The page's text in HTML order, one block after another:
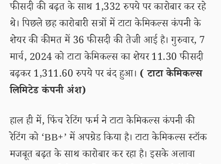
फीसदी की बढ़त के साथ 1,332 रुपये पर कारोबार कर रहे
थे। पिछले छह कारोबारी सत्रों में टाटा केमिकल्स कंपनी के
शेयर की कीमत में 36 फीसदी की तेजी आई है। गुरुवार, 7
मार्च, 2024 को टाटा केमिकल्स का शेयर 11.30 फीसदी
बढ़कर 1,311.60 रुपये पर बंद हुआ। ( टाटा केमिकल्स
लिमिटेड कंपनी अंश)
हाल ही में, फिंच रेटिंग फर्म ने टाटा केमिकल्स कंपनी की
रेटिंग को ‘BB+’ में अपग्रेड किया है। टाटा केमिकल्स स्टॉक
मजबूत बढ़त के साथ कारोबार कर रहा है। इसके अलावा